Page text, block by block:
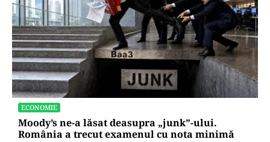
ECONOMIE
Moody’s ne-a lăsat deasupra „junk”-ului.
România a trecut examenul cu nota minimă